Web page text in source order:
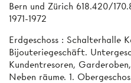
Bern und Zürich 618.420/
1971-1972
Erdgeschoss : Schalterhalle
Bijouteriegeschäft.
Kundentresoren,
Neben­ räume. 1.